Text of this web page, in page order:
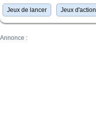
Jeux de lancer Jeux d'action